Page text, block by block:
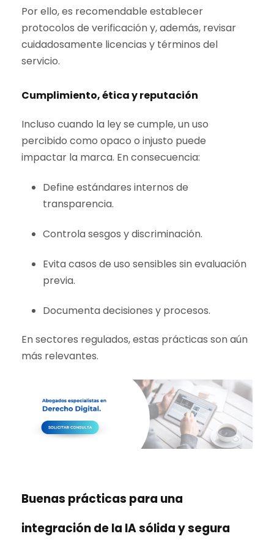
Por ello, es recomendable establecer
protocolos de verificación y, además, revisar
cuidadosamente licencias y términos del
servicio.
Cumplimiento, ética y reputación
Incluso cuando la ley se cumple, un uso
percibido como opaco o injusto puede
impactar la marca. En consecuencia:
Define estándares internos de
transparencia.
Controla sesgos y discriminación.
Evita casos de uso sensibles sin evaluación
previa.
Documenta decisiones y procesos.
En sectores regulados, estas prácticas son aún
más relevantes.
Buenas prácticas para una
integración de la IA sólida y segura